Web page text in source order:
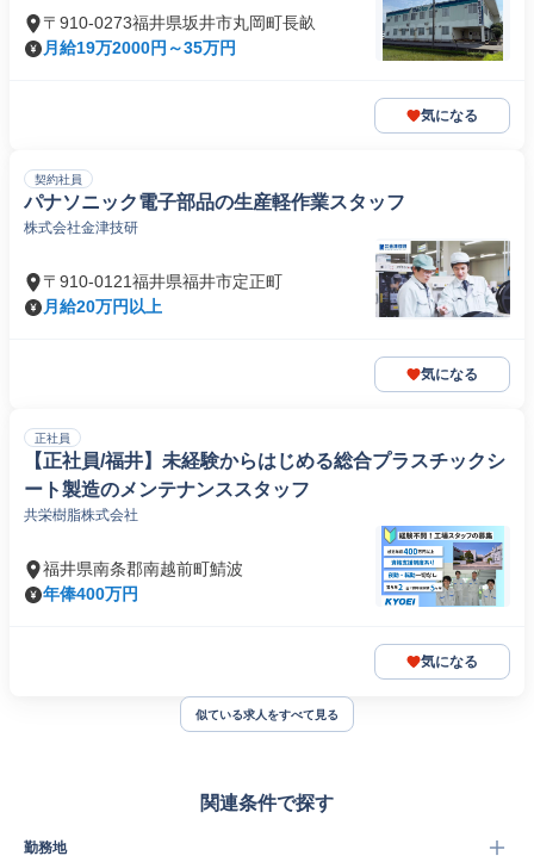
〒910-0273福井県坂井市丸岡町長畝
月給19万2000円～35万円
気になる
契約社員
パナソニック電子部品の生産軽作業スタッフ
株式会社金津技研
〒910-0121福井県福井市定正町
月給20万円以上
気になる
正社員
【正社員/福井】未経験からはじめる総合プラスチックシ
ート製造のメンテナンススタッフ
共栄樹脂株式会社
福井県南条郡南越前町鯖波
年俸400万円
気になる
似ている求人をすべて見る
関連条件で探す
勤務地